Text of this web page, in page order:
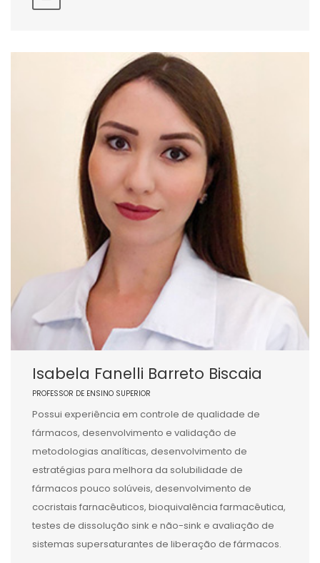
Isabela Fanelli Barreto Biscaia
PROFESSOR DE ENSINO SUPERIOR
Possui experiência em controle de qualidade de
fármacos, desenvolvimento e validação de
metodologias analíticas, desenvolvimento de
estratégias para melhora da solubilidade de
fármacos pouco solúveis, desenvolvimento de
cocristais farnacêuticos, bioquivalência farmacêutica,
testes de dissolução sink e não-sink e avaliação de
sistemas supersaturantes de liberação de fármacos.